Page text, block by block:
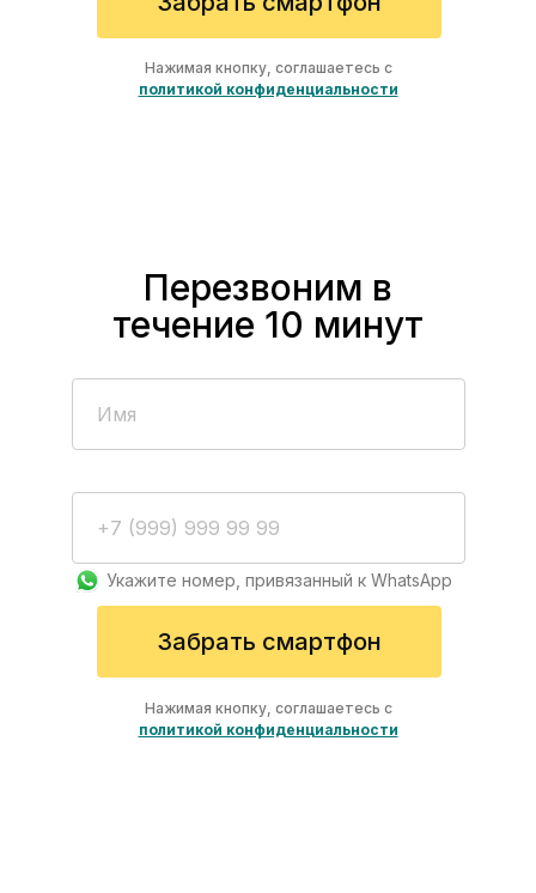
Нажимая кнопку, соглашаетесь с
политикой конфиденциальности
Перезвоним в
течение 10 минут
Нажимая кнопку, соглашаетесь с
политикой конфиденциальности
Забрать смартфон
Укажите номер, привязанный к WhatsApp